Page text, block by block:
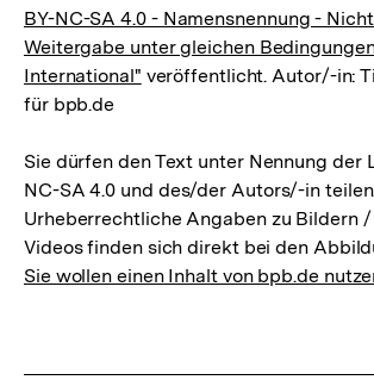
BY-NC-SA 4.0 - Namensnennung -
Weitergabe unter gleichen
International" veröffentlicht. Autor/-in:
für bpb.de
Sie dürfen den Text unter Nennung der
NC-SA 4.0 und des/der Autors/-in
Urheberrechtliche Angaben zu Bildern
Videos finden sich direkt bei den
Sie wollen einen Inhalt von bpb.de